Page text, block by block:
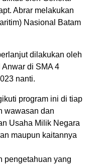
Abrar melakukan
Nasional Batam
dilakukan oleh
di SMA 4
nanti.
program ini di tiap
wawasan dan
Usaha Milik Negara
maupun kaitannya
pengetahuan yang